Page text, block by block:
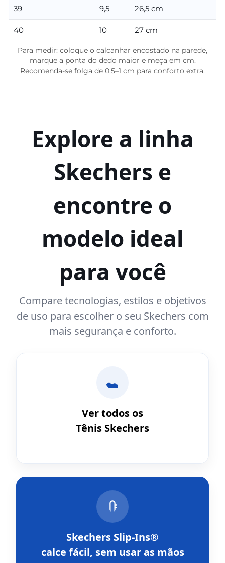
39 9,5 26,5 cm
40 10 27 cm
Para medir: coloque o calcanhar encostado na parede,
marque a ponta do dedo maior e meça em cm.
Recomenda-se folga de 0,5–1 cm para conforto extra.
Explore a linha
Skechers e
encontre o
modelo ideal
para você
Compare tecnologias, estilos e objetivos
de uso para escolher o seu Skechers com
mais segurança e conforto.
Ver todos os
Tênis Skechers
Skechers Slip-Ins®
calce fácil, sem usar as mãos